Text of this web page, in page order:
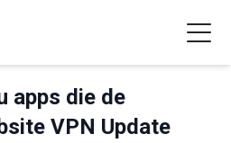
apps die de
VPN Update